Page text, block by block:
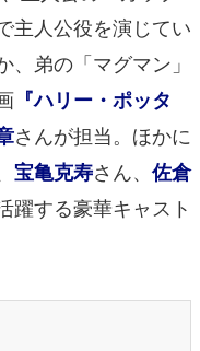
主人公役を演じてい
弟の「マグマン」
『ハリー・ポッタ
さんが担当。ほかに
宝亀克寿さん、佐倉
躍する豪華キャスト